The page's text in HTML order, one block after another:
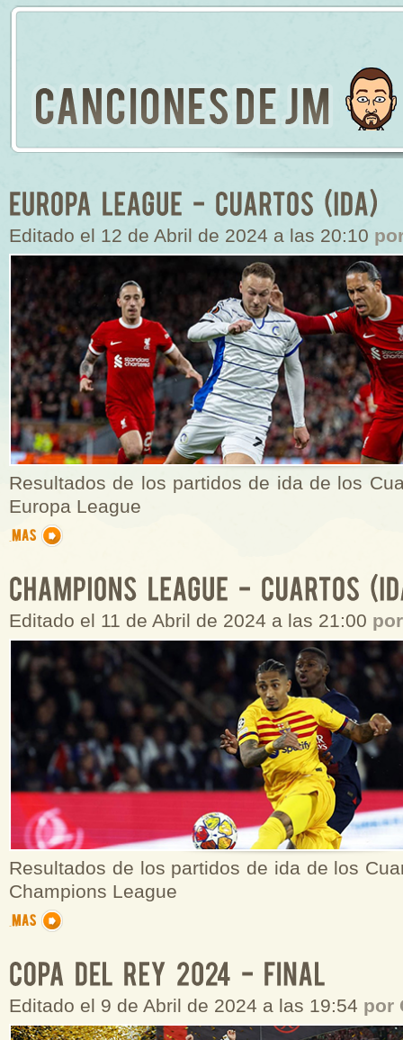
Editado el 12 de Abril de 2024 a las 20:10
Resultados de los partidos de ida de los
Europa League
Editado el 11 de Abril de 2024 a las 21:00
Resultados de los partidos de ida de los
Champions League
Editado el 9 de Abril de 2024 a las 19:54 por